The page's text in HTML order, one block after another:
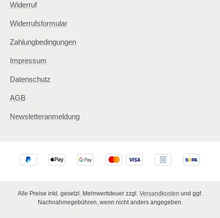
Widerruf
Widerrufsformular
Zahlungbedingungen
Impressum
Datenschutz
AGB
Newsletteranmeldung
Alle Preise inkl. gesetzl. Mehrwertsteuer zzgl. Versandkosten und ggf.
Nachnahmegebühren, wenn nicht anders angegeben.